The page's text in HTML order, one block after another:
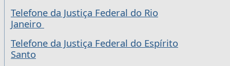
Telefone da Justiça Federal do Rio
Janeiro
Telefone da Justiça Federal do Espírito
Santo